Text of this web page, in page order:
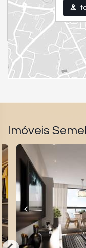
Imóveis